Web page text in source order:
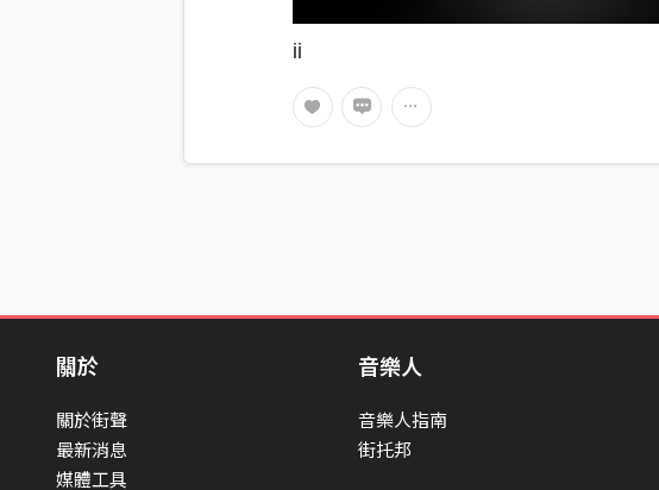
ii
關於
關於街聲
最新消息
媒體工具
音樂人
音樂人指南
街托邦